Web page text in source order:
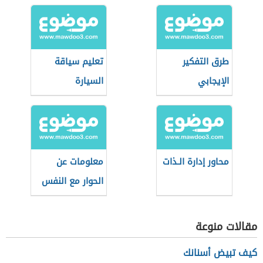
طرق التفكير
الإيجابي
تعليم سياقة
السيارة
محاور إدارة الـذات
معلومات عن
الحوار مع النفس
مقالات منوعة
كيف تبيض أسنانك